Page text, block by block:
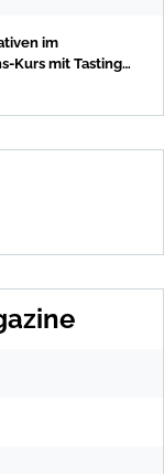
im
Kurs mit Tasting